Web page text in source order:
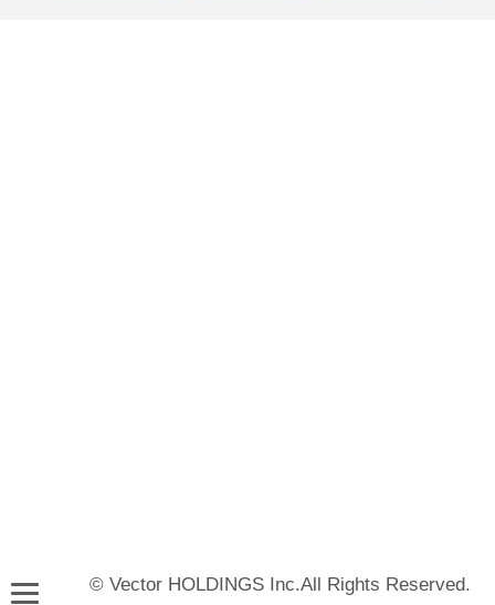
© Vector HOLDINGS Inc.All Rights Reserved.